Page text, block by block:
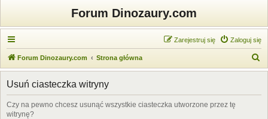
Forum Dinozaury.com
Zaloguj się
Zarejestruj się
Forum Dinozaury.com Strona główna
z
Usuń ciasteczka witryny
Czy na pewno chcesz usunąć wszystkie ciasteczka utworzone przez tę
witrynę?